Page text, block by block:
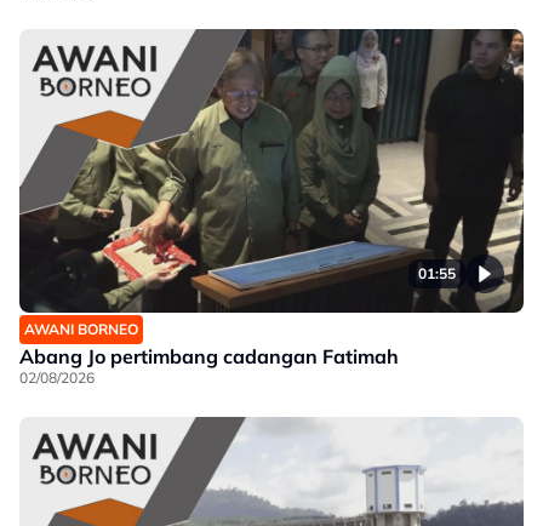
01:55
AWANI BORNEO
Abang Jo pertimbang cadangan Fatimah
02/08/2026